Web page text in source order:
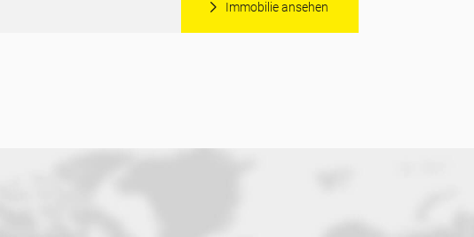
Immobilie ansehen